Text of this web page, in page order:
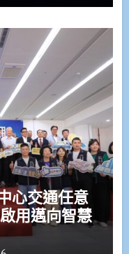
心交通任意
用邁向智慧